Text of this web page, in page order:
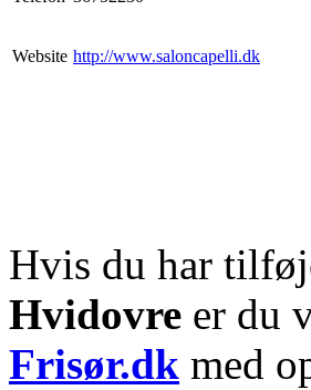
Website http://www.saloncapelli.dk
Hvis du har
Hvidovre er du
Frisør.dk med